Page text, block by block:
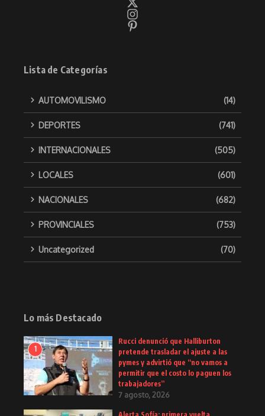
Lista de Categorías
AUTOMOVILISMO (14)
DEPORTES (741)
INTERNACIONALES (505)
LOCALES (601)
NACIONALES (682)
PROVINCIALES (753)
Uncategorized (70)
Lo más Destacado
1
Rucci denunció que Halliburton
pretende trasladar el ajuste a las
pymes y advirtió que “no vamos a
permitir que el costo lo paguen los
trabajadores”
7 agosto, 2026